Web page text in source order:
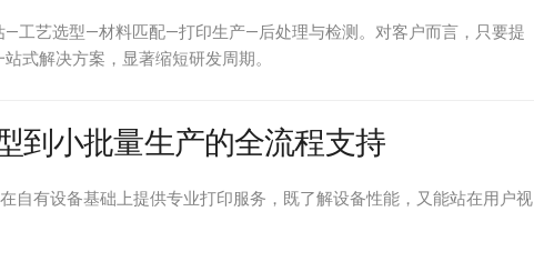
—工艺选型—材料匹配—打印生产—后处理与检测。对客户而言，只要提
式解决方案，显著缩短研发周期。
到小批量生产的全流程支持
在自有设备基础上提供专业打印服务，既了解设备性能，又能站在用户视